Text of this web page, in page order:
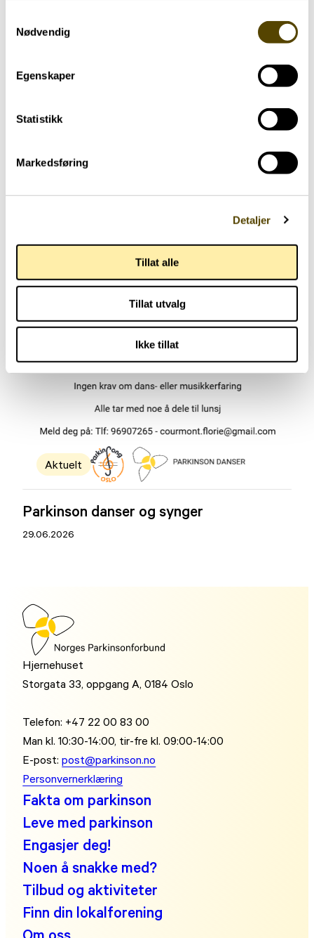
Nødvendig
Egenskaper
Statistikk
Markedsføring
Detaljer
Tillat alle
Tillat utvalg
Ikke tillat
Aktuelt
Parkinson Unity Walk 2026
Aktuelt
Parkinson danser og synger
29.06.2026
Hjernehuset
Storgata 33, oppgang A, 0184 Oslo
Telefon: +47 22 00 83 00
Man kl. 10:30-14:00, tir-fre kl. 09:00-14:00
E-post:post@parkinson.no
Personvernerklæring
Fakta om parkinson
Leve med parkinson
Engasjer deg!
Noen å snakke med?
Tilbud og aktiviteter
Finn din lokalforening
Om oss